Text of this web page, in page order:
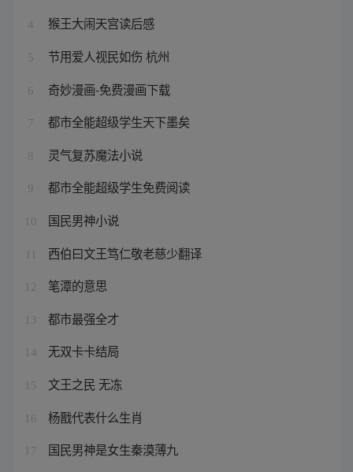
4 猴王大闹天宫读后感
5 节用爱人视民如伤 杭州
6 奇妙漫画-免费漫画下载
7 都市全能超级学生天下墨矣
8 灵气复苏魔法小说
9 都市全能超级学生免费阅读
10 国民男神小说
西伯曰文王笃仁敬老慈少翻译
12 笔潭的意思
13 都市最强全才
14 无双卡卡结局
15 文王之民 无冻
16 杨戬代表什么生肖
17 国民男神是女生秦漠薄九